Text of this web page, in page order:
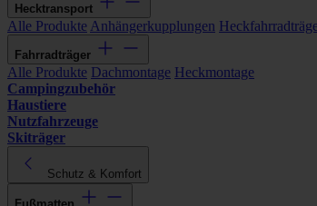
Hecktransport
Alle Produkte Anhängerkupplungen
Fahrradträger
Alle Produkte Dachmontage Heckmontage
Campingzubehör
Haustiere
Nutzfahrzeuge
Skiträger
Schutz & Komfort